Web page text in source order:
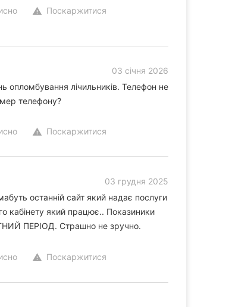
warning Поскаржитися
03 січня 2026
опломбування лічильників. Телефон не
телефону?
warning Поскаржитися
03 грудня 2025
останній сайт який надає послуги
кабінету який працює.. Показиники
ПЕРІОД. Страшно не зручно.
warning Поскаржитися